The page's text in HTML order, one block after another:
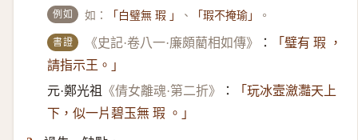
例如 如： 「白璧無 瑕 」 、 「瑕不掩瑜」 。
書證 《史記·卷八一·廉頗藺相如傳》 ：
「璧有 瑕 ，
請指示王。」
元·鄭光祖
《倩女離魂·第二折》 ：
「玩冰壼瀲灩天上
下，似一片碧玉無 瑕 。」